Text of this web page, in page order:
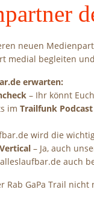
neuen
medial begleiten
erwarten:
– Ihr könnt
im Trailfunk
wird die
– Ja, auch
auch
Rab GaPa Trail